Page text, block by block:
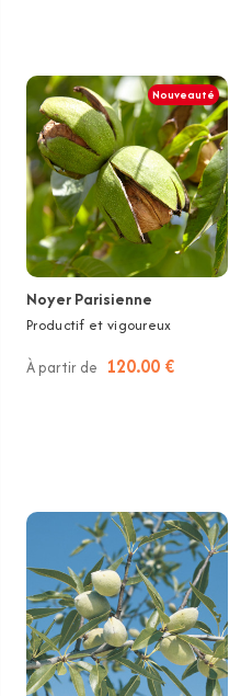
Nouveauté
Noyer Parisienne
Productif et vigoureux
À partir de 120.00 €